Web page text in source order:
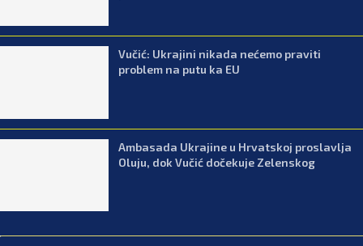
Vučić: Ukrajini nikada nećemo praviti
problem na putu ka EU
Ambasada Ukrajine u Hrvatskoj proslavlja
Oluju, dok Vučić dočekuje Zelenskog